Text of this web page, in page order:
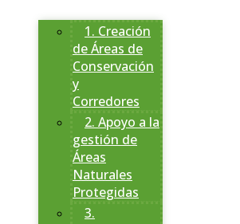
1. Creación
de Áreas de
Conservación
y
Corredores
2. Apoyo a la
gestión de
Áreas
Naturales
Protegidas
3.